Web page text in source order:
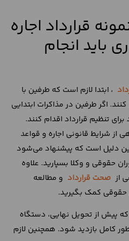
قرارداد اجاره
باید انجام
، ابتدا لازم است که طرفین با
کنند. اگر طرفین در مذاکرات ابتدایی
تنظیم قرارداد اقدام کنند.
از شرایط قانونی اجاره و قواعد
دلیل است که پیشنهاد می‌شود
حقوقی و وکلا بسپارید. علاوه
از صحت قرارداد و مطالعه
حقوقی کمک بگیرید.
پیش از تحویل نهایی، دستگاه
کامل بازدید شود. همچنین لازم